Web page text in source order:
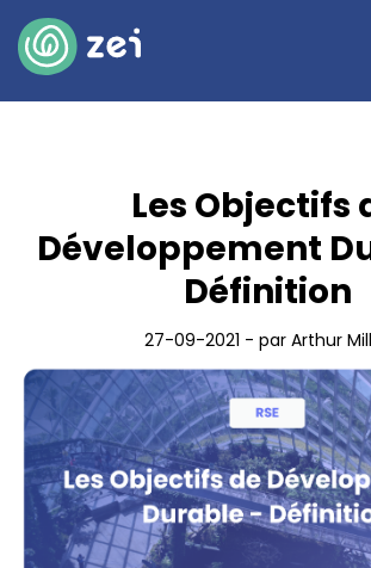
Les Objectifs
Développement
Définition
27-09-2021 - par Arthur